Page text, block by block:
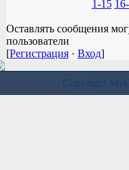
1-15
Оставлять сообщения
пользователи
[Регистрация · Вход]
Copyright